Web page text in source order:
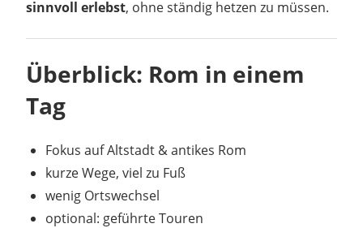
sinnvoll erlebst, ohne ständig hetzen zu müssen.
Überblick: Rom in einem
Tag
Fokus auf Altstadt & antikes Rom
kurze Wege, viel zu Fuß
wenig Ortswechsel
optional: geführte Touren